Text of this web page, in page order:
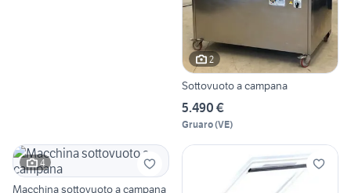
2
Sottovuoto a campana
5.490 €
Gruaro(VE)
4
Macchina sottovuoto a campana